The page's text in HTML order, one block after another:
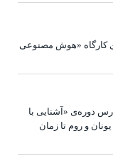
کارگاه «هوش مصنوعی
دوره‌ی «آشنایی با
و روم تا زمان